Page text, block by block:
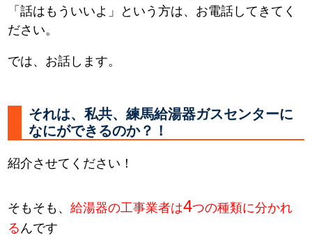
「話はもういいよ」という方は、お電話してきてく
ださい。
では、お話します。
それは、私共、練馬給湯器ガスセンターに
なにができるのか？！
紹介させてください！
そもそも、給湯器の工事業者は4つの種類に分かれ
る んです